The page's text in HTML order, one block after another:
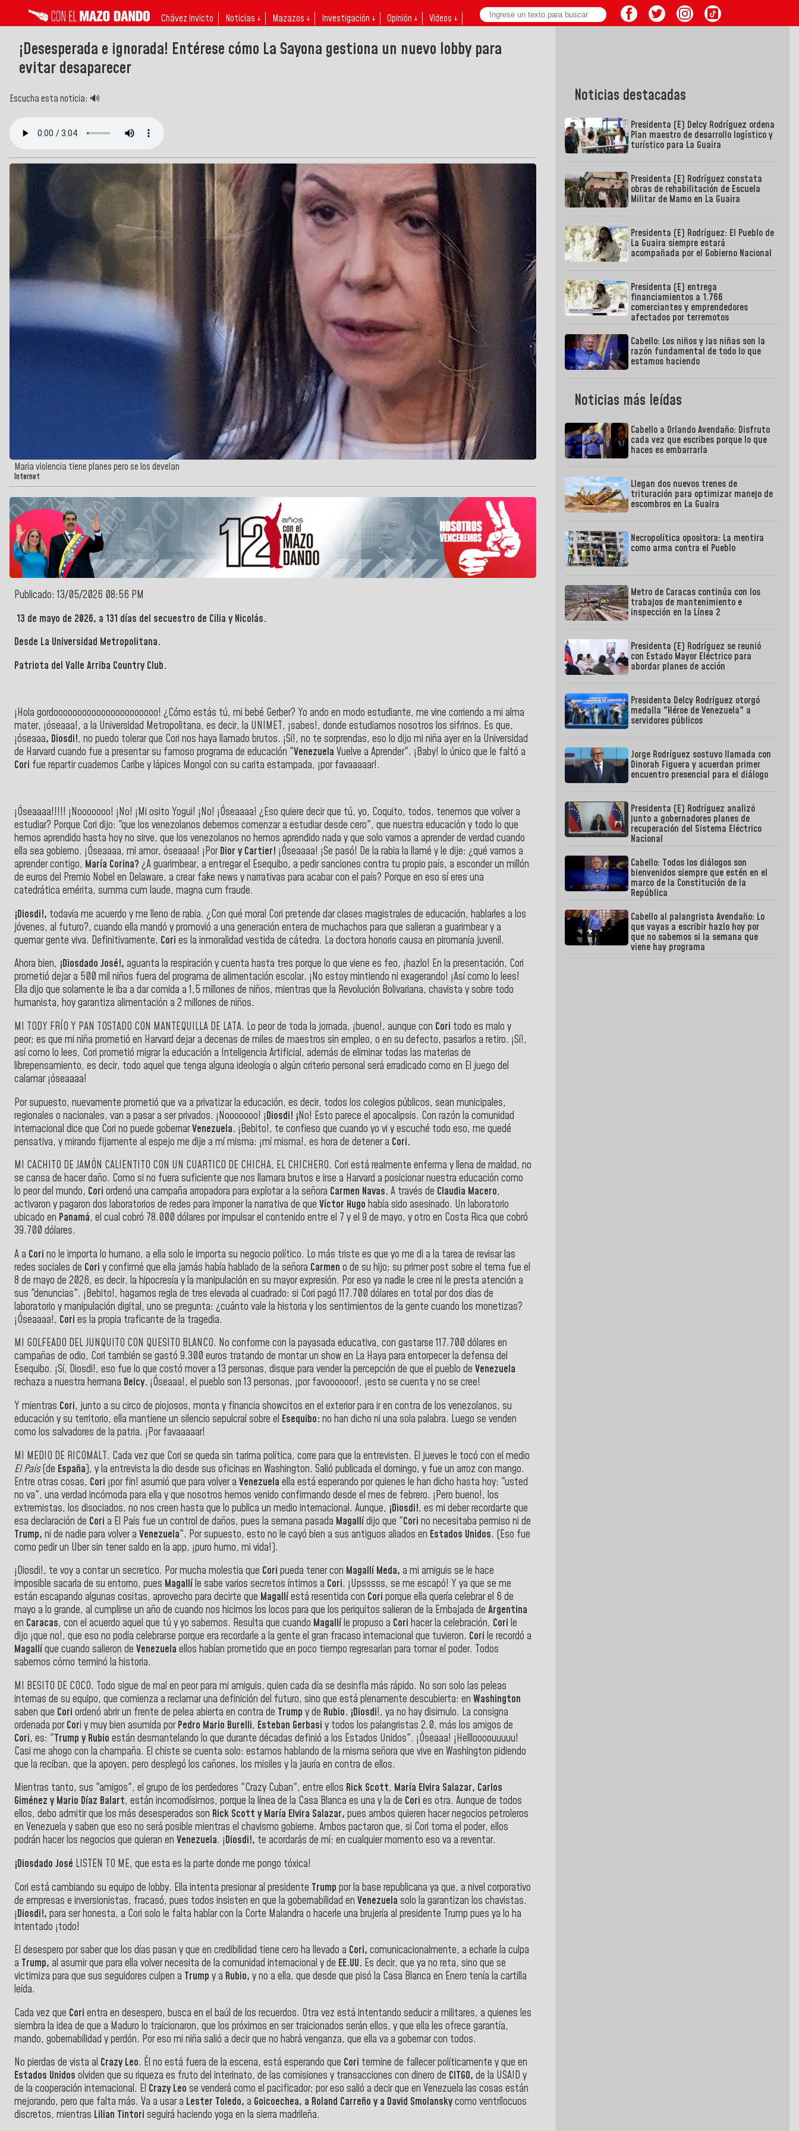
Chávez invicto Noticias ↓ Mazazos ↓ Investigación ↓ Opinión ↓ Videos ↓
¡Desesperada e ignorada! Entérese cómo La Sayona gestiona un nuevo lobby para
evitar desaparecer
Escucha esta noticia: 🔊
Maria violencia tiene planes pero se los develan
Internet
Publicado: 13/05/2026 08:56 PM
13 de mayo de 2026, a 131 días del secuestro de Cilia y Nicolás.
Desde La Universidad Metropolitana.
Patriota del Valle Arriba Country Club.
¡Hola gordoooooooooooooooooooooo! ¿Cómo estás tú, mi bebé Gerber? Yo ando en modo estudiante, me vine corriendo a mi alma
mater, ¡óseaaa!, a la Universidad Metropolitana, es decir, la UNIMET, ¡sabes!, donde estudiamos nosotros los sifrinos. Es que,
¡óseaaa, Diosdi!, no puedo tolerar que Cori nos haya llamado brutos. ¡Sí!, no te sorprendas, eso lo dijo mi niña ayer en la Universidad
de Harvard cuando fue a presentar su famoso programa de educación "Venezuela Vuelve a Aprender". ¡Baby! lo único que le faltó a
Cori fue repartir cuadernos Caribe y lápices Mongol con su carita estampada, ¡por favaaaaar!.
¡Óseaaaa!!!!! ¡Nooooooo! ¡No! ¡Mi osito Yogui! ¡No! ¡Óseaaaa! ¿Eso quiere decir que tú, yo, Coquito, todos, tenemos que volver a
estudiar? Porque Cori dijo: "que los venezolanos debemos comenzar a estudiar desde cero", que nuestra educación y todo lo que
hemos aprendido hasta hoy no sirve, que los venezolanos no hemos aprendido nada y que solo vamos a aprender de verdad cuando
ella sea gobierno. ¡Óseaaaa, mi amor, óseaaaa! ¡PorDior y Cartier! ¡Óseaaaa! ¡Se pasó! De la rabia la llamé y le dije: ¿qué vamos a
aprender contigo, María Corina? ¿A guarimbear, a entregar el Esequibo, a pedir sanciones contra tu propio país, a esconder un millón
de euros del Premio Nobel en Delaware, a crear fake news y narrativas para acabar con el país? Porque en eso sí eres una
catedrática emérita, summa cum laude, magna cum fraude.
¡Diosdi!, todavía me acuerdo y me lleno de rabia. ¿Con qué moral Cori pretende dar clases magistrales de educación, hablarles a los
jóvenes, al futuro?, cuando ella mandó y promovió a una generación entera de muchachos para que salieran a guarimbear y a
quemar gente viva. Definitivamente, Cori es la inmoralidad vestida de cátedra. La doctora honoris causa en piromanía juvenil.
Ahora bien, ¡Diosdado José!, aguanta la respiración y cuenta hasta tres porque lo que viene es feo, ¡hazlo! En la presentación, Cori
prometió dejar a 500 mil niños fuera del programa de alimentación escolar. ¡No estoy mintiendo ni exagerando! ¡Así como lo lees!
Ella dijo que solamente le iba a dar comida a 1,5 millones de niños, mientras que la Revolución Bolivariana, chavista y sobre todo
humanista, hoy garantiza alimentación a 2 millones de niños.
MI TODY FRÍO Y PAN TOSTADO CON MANTEQUILLA DE LATA. Lo peor de toda la jornada, ¡bueno!, aunque con Cori todo es malo y
peor; es que mi niña prometió en Harvard dejar a decenas de miles de maestros sin empleo, o en su defecto, pasarlos a retiro. ¡Sí!,
así como lo lees, Cori prometió migrar la educación a Inteligencia Artificial, además de eliminar todas las materias de
librepensamiento, es decir, todo aquel que tenga alguna ideología o algún criterio personal será erradicado como en El juego del
calamar ¡óseaaaa!
Por supuesto, nuevamente prometió que va a privatizar la educación, es decir, todos los colegios públicos, sean municipales,
regionales o nacionales, van a pasar a ser privados. ¡Nooooooo! ¡Diosdi! ¡No! Esto parece el apocalipsis. Con razón la comunidad
internacional dice que Cori no puede gobernarVenezuela. ¡Bebito!, te confieso que cuando yo vi y escuché todo eso, me quedé
pensativa, y mirando fijamente al espejo me dije a mí misma: ¡mí misma!, es hora de detener a Cori.
MI CACHITO DE JAMÓN CALIENTITO CON UN CUARTICO DE CHICHA, EL CHICHERO. Cori está realmente enferma y llena de maldad, no
se cansa de hacer daño. Como si no fuera suficiente que nos llamara brutos e irse a Harvard a posicionar nuestra educación como
lo peor del mundo, Cori ordenó una campaña arropadora para explotar a la señora Carmen Navas. A través de Claudia Macero,
activaron y pagaron dos laboratorios de redes para imponer la narrativa de que Víctor Hugo había sido asesinado. Un laboratorio
ubicado en Panamá, el cual cobró 78.000 dólares por impulsar el contenido entre el 7 y el 9 de mayo, y otro en Costa Rica que cobró
39.700 dólares.
A a Cori no le importa lo humano, a ella solo le importa su negocio político. Lo más triste es que yo me di a la tarea de revisar las
redes sociales de Cori y confirmé que ella jamás había hablado de la señora Carmen o de su hijo; su primer post sobre el tema fue el
8 de mayo de 2026, es decir, la hipocresía y la manipulación en su mayor expresión. Por eso ya nadie le cree ni le presta atención a
sus "denuncias". ¡Bebito!, hagamos regla de tres elevada al cuadrado: si Cori pagó 117.700 dólares en total por dos días de
laboratorio y manipulación digital, uno se pregunta: ¿cuánto vale la historia y los sentimientos de la gente cuando los monetizas?
¡Óseaaaa!, Cori es la propia traficante de la tragedia.
MI GOLFEADO DEL JUNQUITO CON QUESITO BLANCO. No conforme con la payasada educativa, con gastarse 117.700 dólares en
campañas de odio, Cori también se gastó 9.300 euros tratando de montar un show en La Haya para entorpecer la defensa del
Esequibo. ¡Sí, Diosdi!, eso fue lo que costó mover a 13 personas, disque para vender la percepción de que el pueblo de Venezuela
rechaza a nuestra hermana Delcy. ¡Óseaaa!, el pueblo son 13 personas, ¡por favoooooor!, ¡esto se cuenta y no se cree!
Y mientras Cori, junto a su circo de piojosos, monta y financia showcitos en el exterior para ir en contra de los venezolanos, su
educación y su territorio, ella mantiene un silencio sepulcral sobre el Esequibo: no han dicho ni una sola palabra. Luego se venden
como los salvadores de la patria. ¡Por favaaaaar!
MI MEDIO DE RICOMALT. Cada vez que Cori se queda sin tarima política, corre para que la entrevisten. El jueves le tocó con el medio
El País(de España), y la entrevista la dio desde sus oficinas en Washington. Salió publicada el domingo, y fue un arroz con mango.
Entre otras cosas, Cori ¡por fin! asumió que para volver a Venezuela ella está esperando por quienes le han dicho hasta hoy: "usted
no va", una verdad incómoda para ella y que nosotros hemos venido confirmando desde el mes de febrero. ¡Pero bueno!, los
extremistas, los disociados, no nos creen hasta que lo publica un medio internacional. Aunque, ¡Diosdi!, es mi deber recordarte que
esa declaración de Cori a El País fue un control de daños, pues la semana pasada Magallídijo que "Cori no necesitaba permiso ni de
Trump, ni de nadie para volver a Venezuela". Por supuesto, esto no le cayó bien a sus antiguos aliados en Estados Unidos. (Eso fue
como pedir un Uber sin tener saldo en la app, ¡puro humo, mi vida!).
¡Diosdi!, te voy a contar un secretico. Por mucha molestia que Cori pueda tener con Magallí Meda, a mi amiguis se le hace
imposible sacarla de su entorno, pues Magallíle sabe varios secretos íntimos a Cori. ¡Upsssss, se me escapó! Y ya que se me
están escapando algunas cositas, aprovecho para decirte que Magallíestá resentida con Cori porque ella quería celebrar el 6 de
mayo a lo grande, al cumplirse un año de cuando nos hicimos los locos para que los periquitos salieran de la Embajada de Argentina
en Caracas, con el acuerdo aquel que tú y yo sabemos. Resulta que cuando Magallíle propuso a Cori hacer la celebración, Cori le
dijo ¡que no!, que eso no podía celebrarse porque era recordarle a la gente el gran fracaso internacional que tuvieron. Cori le recordó a
Magallíque cuando salieron de Venezuela ellos habían prometido que en poco tiempo regresarían para tomar el poder. Todos
sabemos cómo terminó la historia.
MI BESITO DE COCO. Todo sigue de mal en peor para mi amiguis, quien cada día se desinfla más rápido. No son solo las peleas
internas de su equipo, que comienza a reclamar una definición del futuro, sino que está plenamente descubierta: en Washington
saben que Cori ordenó abrir un frente de pelea abierta en contra de Trump y de Rubio. ¡Diosdi!, ya no hay disimulo. La consigna
ordenada porCori y muy bien asumida porPedro Mario Burelli, Esteban Gerbasi y todos los palangristas 2.0, más los amigos de
Cori, es: "Trump y Rubio están desmantelando lo que durante décadas definió a los Estados Unidos". ¡Óseaaa! ¡Hellloooouuuuu!
Casi me ahogo con la champaña. El chiste se cuenta solo: estamos hablando de la misma señora que vive en Washington pidiendo
que la reciban, que la apoyen, pero desplegó los cañones, los misiles y la jauría en contra de ellos.
Mientras tanto, sus "amigos", el grupo de los perdedores "Crazy Cuban", entre ellos Rick Scott, María Elvira Salazar, Carlos
Giménez y Mario Díaz Balart, están incomodísimos, porque la línea de la Casa Blanca es una y la de Cori es otra. Aunque de todos
ellos, debo admitir que los más desesperados son Rick Scott y María Elvira Salazar, pues ambos quieren hacer negocios petroleros
en Venezuela y saben que eso no será posible mientras el chavismo gobierne. Ambos pactaron que, si Cori toma el poder, ellos
podrán hacer los negocios que quieran en Venezuela. ¡Diosdi!, te acordarás de mí: en cualquier momento eso va a reventar.
¡Diosdado José LISTEN TO ME, que esta es la parte donde me pongo tóxica!
Cori está cambiando su equipo de lobby. Ella intenta presionar al presidente Trump por la base republicana ya que, a nivel corporativo
de empresas e inversionistas, fracasó, pues todos insisten en que la gobernabilidad en Venezuela solo la garantizan los chavistas.
¡Diosdi!, para ser honesta, a Cori solo le falta hablar con la Corte Malandra o hacerle una brujería al presidente Trump pues ya lo ha
intentado ¡todo!
El desespero por saber que los días pasan y que en credibilidad tiene cero ha llevado a Cori, comunicacionalmente, a echarle la culpa
a Trump, al asumir que para ella volver necesita de la comunidad internacional y de EE.UU. Es decir, que ya no reta, sino que se
victimiza para que sus seguidores culpen a Trump y a Rubio, y no a ella, que desde que pisó la Casa Blanca en Enero tenía la cartilla
leída.
Cada vez que Cori entra en desespero, busca en el baúl de los recuerdos. Otra vez está intentando seducir a militares, a quienes les
siembra la idea de que a Maduro lo traicionaron, que los próximos en ser traicionados serán ellos, y que ella les ofrece garantía,
mando, gobernabilidad y perdón. Por eso mi niña salió a decir que no habrá venganza, que ella va a gobernar con todos.
No pierdas de vista al Crazy Leo. Él no está fuera de la escena, está esperando que Cori termine de fallecer políticamente y que en
Estados Unidos olviden que su riqueza es fruto del interinato, de las comisiones y transacciones con dinero de CITGO, de la USAID y
de la cooperación internacional. El Crazy Leo se venderá como el pacificador; por eso salió a decir que en Venezuela las cosas están
mejorando, pero que falta más. Va a usar a Lester Toledo, a Goicoechea, a Roland Carreño y a David Smolanskycomo ventrílocuos
discretos, mientras Lilian Tintori seguirá haciendo yoga en la sierra madrileña.
Noticias destacadas
Presidenta (E) Delcy Rodríguez ordena
Plan maestro de desarrollo logístico y
turístico para La Guaira
Presidenta (E) Rodríguez constata
obras de rehabilitación de Escuela
Militar de Mamo en La Guaira
Presidenta (E) Rodríguez: El Pueblo de
La Guaira siempre estará
acompañada por el Gobierno Nacional
Presidenta (E) entrega
financiamientos a 1.766
comerciantes y emprendedores
afectados por terremotos
Cabello: Los niños y las niñas son la
razón fundamental de todo lo que
estamos haciendo
Noticias más leídas
Cabello a Orlando Avendaño: Disfruto
cada vez que escribes porque lo que
haces es embarrarla
Llegan dos nuevos trenes de
trituración para optimizar manejo de
escombros en La Guaira
Necropolítica opositora: La mentira
como arma contra el Pueblo
Metro de Caracas continúa con los
trabajos de mantenimiento e
inspección en la Línea 2
Presidenta (E) Rodríguez se reunió
con Estado Mayor Eléctrico para
abordar planes de acción
Presidenta Delcy Rodríguez otorgó
medalla "Héroe de Venezuela" a
servidores públicos
Jorge Rodríguez sostuvo llamada con
Dinorah Figuera y acuerdan primer
encuentro presencial para el diálogo
Presidenta (E) Rodríguez analizó
junto a gobernadores planes de
recuperación del Sistema Eléctrico
Nacional
Cabello: Todos los diálogos son
bienvenidos siempre que estén en el
marco de la Constitución de la
República
Cabello al palangrista Avendaño: Lo
que vayas a escribir hazlo hoy por
que no sabemos si la semana que
viene hay programa